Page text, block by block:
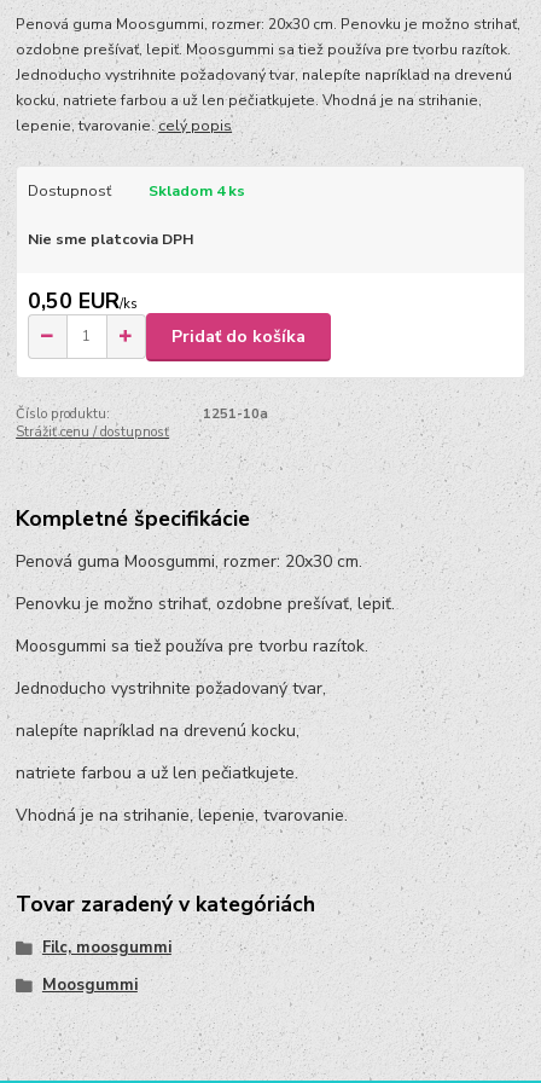
Penová guma Moosgummi, rozmer: 20x30 cm. Penovku je možno strihať,
ozdobne prešívať, lepiť. Moosgummi sa tiež používa pre tvorbu razítok.
Jednoducho vystrihnite požadovaný tvar, nalepíte napríklad na drevenú
kocku, natriete farbou a už len pečiatkujete. Vhodná je na strihanie,
lepenie, tvarovanie.celý popis
Dostupnosť Skladom 4 ks
Nie sme platcovia DPH
0,50 EUR/ks
Pridať do košíka
Číslo produktu:
1251-10a
Strážiť cenu / dostupnosť
Kompletné špecifikácie
Penová guma Moosgummi, rozmer: 20x30 cm.
Penovku je možno strihať, ozdobne prešívať, lepiť.
Moosgummi sa tiež používa pre tvorbu razítok.
Jednoducho vystrihnite požadovaný tvar,
nalepíte napríklad na drevenú kocku,
natriete farbou a už len pečiatkujete.
Vhodná je na strihanie, lepenie, tvarovanie.
Tovar zaradený v kategóriách
Filc, moosgummi
Moosgummi